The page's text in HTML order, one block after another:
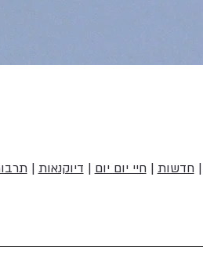
חדשות|חיי יום יום|דיוקנאות|